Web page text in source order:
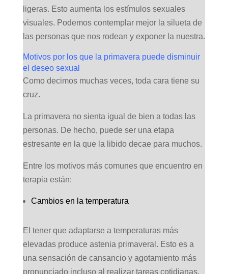
ligeras. Esto aumenta los estímulos sexuales
visuales. Podemos contemplar mejor la silueta de
las personas que nos rodean y exponer la nuestra.
Motivos por los que la primavera puede disminuir
el deseo sexual
Como decimos muchas veces, toda cara tiene su
cruz.
La primavera no sienta igual de bien a todas las
personas. De hecho, puede ser una etapa
estresante en la que la libido decae para muchos.
Entre los motivos más comunes que encuentro en
terapia están:
Cambios en la temperatura
El tener que adaptarse a temperaturas más
elevadas produce astenia primaveral. Esto es a
una sensación de cansancio y agotamiento más
pronunciado incluso al realizar tareas cotidianas.